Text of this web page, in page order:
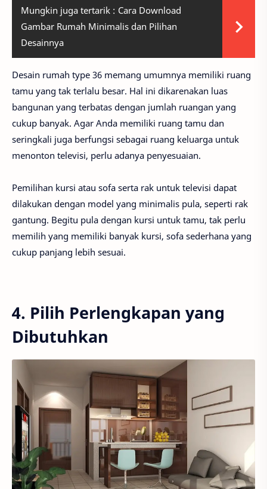
Mungkin juga tertarik : Cara Download
Gambar Rumah Minimalis dan Pilihan
Desainnya
Desain rumah type 36 memang umumnya memiliki ruang
tamu yang tak terlalu besar. Hal ini dikarenakan luas
bangunan yang terbatas dengan jumlah ruangan yang
cukup banyak. Agar Anda memiliki ruang tamu dan
seringkali juga berfungsi sebagai ruang keluarga untuk
menonton televisi, perlu adanya penyesuaian.
Pemilihan kursi atau sofa serta rak untuk televisi dapat
dilakukan dengan model yang minimalis pula, seperti rak
gantung. Begitu pula dengan kursi untuk tamu, tak perlu
memilih yang memiliki banyak kursi, sofa sederhana yang
cukup panjang lebih sesuai.
4. Pilih Perlengkapan yang
Dibutuhkan